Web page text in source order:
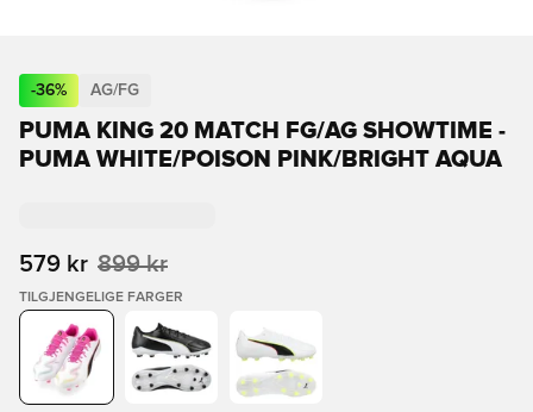
-36% AG/FG
PUMA KING 20 MATCH FG/AG SHOWTIME -
PUMA WHITE/POISON PINK/BRIGHT AQUA
579 kr 899 kr
TILGJENGELIGE FARGER